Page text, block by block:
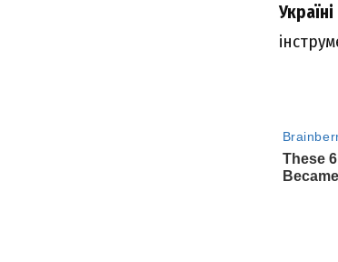
Україні